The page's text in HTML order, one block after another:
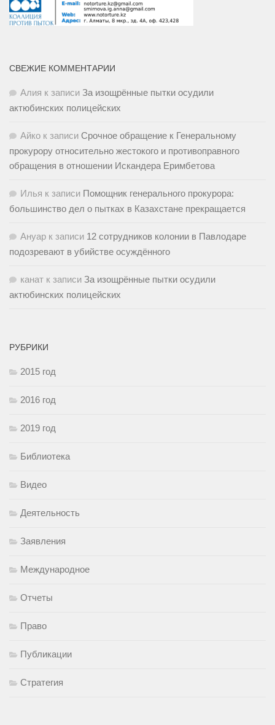
СВЕЖИЕ КОММЕНТАРИИ
Алия к записи За изощрённые пытки осудили
актюбинских полицейских
Айко к записи Срочное обращение к Генеральному
прокурору относительно жестокого и противоправного
обращения в отношении Искандера Еримбетова
Илья к записи Помощник генерального прокурора:
большинство дел о пытках в Казахстане прекращается
Ануар к записи 12 сотрудников колонии в Павлодаре
подозревают в убийстве осуждённого
канат к записи За изощрённые пытки осудили
актюбинских полицейских
РУБРИКИ
2015 год
2016 год
2019 год
Библиотека
Видео
Деятельность
Заявления
Международное
Отчеты
Право
Публикации
Стратегия